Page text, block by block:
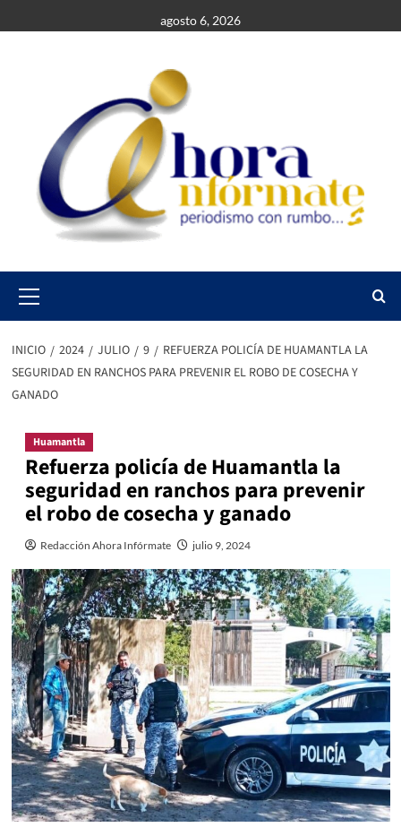
al
agosto 6, 2026
Menu
INICIO 2024 JULIO 9
REFUERZA POLICÍA DE HUAMANTLA LA
SEGURIDAD EN RANCHOS PARA PREVENIR EL ROBO DE COSECHA Y
GANADO
Huamantla
Refuerza policía de Huamantla la
seguridad en ranchos para prevenir
el robo de cosecha y ganado
Redacción Ahora Infórmate julio 9, 2024